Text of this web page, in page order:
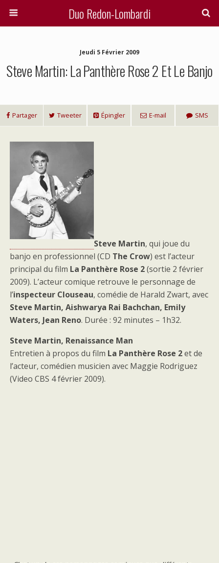
Duo Redon-Lombardi
Jeudi 5 Février 2009
Steve Martin: La Panthère Rose 2 Et Le Banjo
Partager Tweeter Épingler E-mail SMS
Steve Martin, qui joue du
banjo en professionnel (CD The Crow) est l’acteur
principal du film La Panthère Rose 2(sortie 2 février
2009). L’acteur comique retrouve le personnage de
l’inspecteur Clouseau, comédie de Harald Zwart, avec
Steve Martin, Aishwarya Rai Bachchan, Emily
Waters, Jean Reno. Durée : 92 minutes – 1h32.
Steve Martin, Renaissance Man
Entretien à propos du film La Panthère Rose 2et de
l’acteur, comédien musicien avec Maggie Rodriguez
(Video CBS 4 février 2009).